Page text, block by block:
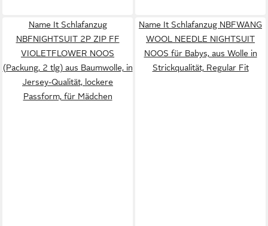
Name It Schlafanzug
NBFNIGHTSUIT 2P ZIP FF
VIOLETFLOWER NOOS
(Packung, 2 tlg) aus Baumwolle, in
Jersey-Qualität, lockere
Passform, für Mädchen
Name It Schlafanzug NBFWANG
WOOL NEEDLE NIGHTSUIT
NOOS für Babys, aus Wolle in
Strickqualität, Regular Fit